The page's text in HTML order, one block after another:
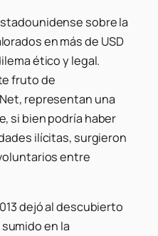
sobre la
en más de USD
ético y legal.
fruto de
representan una
si bien podría haber
ilícitas, surgieron
entre
dejó al descubierto
en la